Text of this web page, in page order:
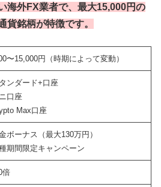
海外FX業者で、最大15,000円の
貨銘柄が特徴です。
〜15,000円（時期によって変動）
ンダード+口座
口座
Max口座
ボーナス（最大130万円）
期間限定キャンペーン
倍